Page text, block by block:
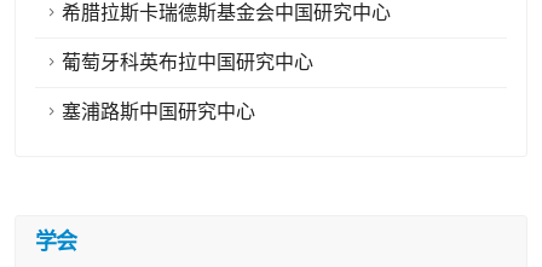
希腊拉斯卡瑞德斯基金会中国研究中心
葡萄牙科英布拉中国研究中心
塞浦路斯中国研究中心
学会